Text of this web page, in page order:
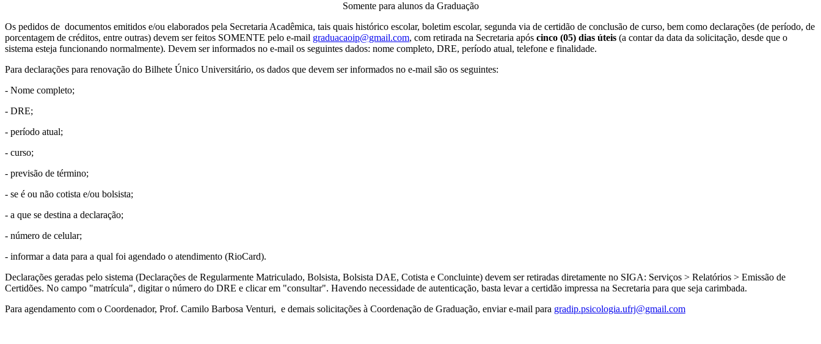
Somente para alunos da Graduação
Os pedidos de documentos emitidos e/ou elaborados pela Secretaria Acadêmica, tais quais histórico escolar, boletim escolar, segunda via de certidão de conclusão de curso, bem como declarações (de período, de
porcentagem de créditos, entre outras) devem ser feitos SOMENTE pelo e-mail graduacaoip@gmail.com, com retirada na Secretaria após cinco (05) dias úteis (a contar da data da solicitação, desde que o
sistema esteja funcionando normalmente). Devem ser informados no e-mail os seguintes dados: nome completo, DRE, período atual, telefone e finalidade.
Para declarações para renovação do Bilhete Único Universitário, os dados que devem ser informados no e-mail são os seguintes:
- Nome completo;
- DRE;
- período atual;
- curso;
- previsão de término;
- se é ou não cotista e/ou bolsista;
- a que se destina a declaração;
- número de celular;
- informar a data para a qual foi agendado o atendimento (RioCard).
Declarações geradas pelo sistema (Declarações de Regularmente Matriculado, Bolsista, Bolsista DAE, Cotista e Concluinte) devem ser retiradas diretamente no SIGA: Serviços > Relatórios > Emissão de
Certidões. No campo "matrícula", digitar o número do DRE e clicar em "consultar". Havendo necessidade de autenticação, basta levar a certidão impressa na Secretaria para que seja carimbada.
Para agendamento com o Coordenador, Prof. Camilo Barbosa Venturi, e demais solicitações à Coordenação de Graduação, enviar e-mail para gradip.psicologia.ufrj@gmail.com